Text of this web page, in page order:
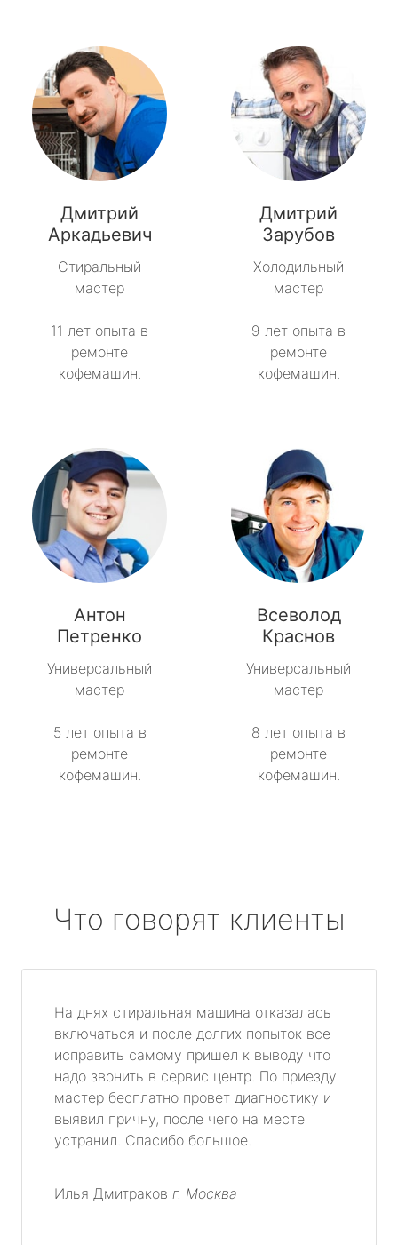
Дмитрий
Аркадьевич
Стиральный
мастер
11 лет опыта в
ремонте
кофемашин.
Дмитрий
Зарубов
Холодильный
мастер
9 лет опыта в
ремонте
кофемашин.
Антон
Петренко
Универсальный
мастер
5 лет опыта в
ремонте
кофемашин.
Всеволод
Краснов
Универсальный
мастер
8 лет опыта в
ремонте
кофемашин.
Что говорят клиенты
На днях стиральная машина отказалась
включаться и после долгих попыток все
исправить самому пришел к выводу что
надо звонить в сервис центр. По приезду
мастер бесплатно провет диагностику и
выявил причну, после чего на месте
устранил. Спасибо большое.
Илья Дмитраков г. Москва